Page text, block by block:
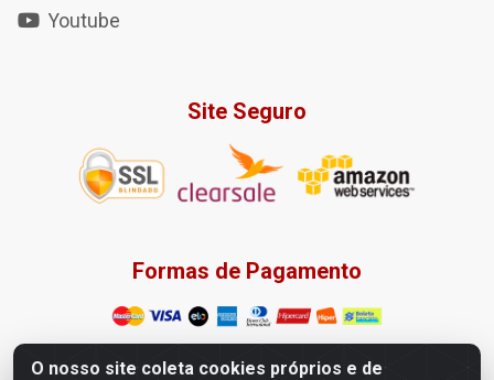
O nosso site coleta cookies próprios e de
Youtube
Site Seguro
Formas de Pagamento